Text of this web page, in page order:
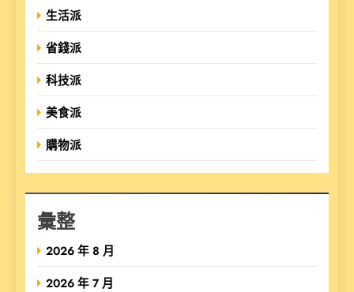
生活派
省錢派
科技派
美食派
購物派
彙整
2026 年 8 月
2026 年 7 月